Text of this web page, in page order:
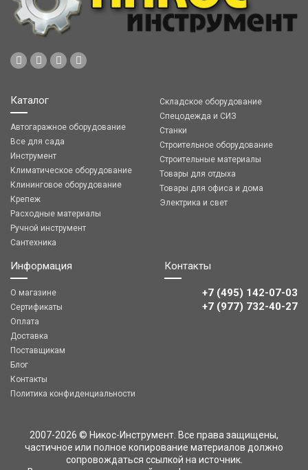
Каталог
Автогаражное оборудование
Все для сада
Инструмент
Климатическое оборудование
Клининговое оборудование
Крепеж
Расходные материалы
Ручной инструмент
Сантехника
Складское оборудование
Спецодежда и СИЗ
Станки
Строительное оборудование
Строительные материалы
Товары для отдыха
Товары для офиса и дома
Электрика и свет
Информация
О магазине
Сертификаты
Оплата
Доставка
Поставщикам
Блог
Контакты
Политика конфиденциальности
Контакты
+7 (495) 142-07-03
‎‎+7 (977) 732-40-27
2007-2026 © Никос-Инструмент. Все права защищены,
частичное или полное копирование материалов должно
сопровождаться ссылкой на источник.